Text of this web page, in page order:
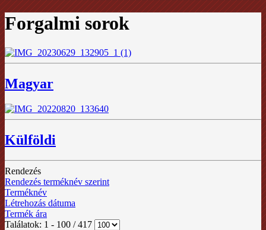
Forgalmi sorok
Magyar
Külföldi
Rendezés
Rendezés terméknév szerint
Terméknév
Létrehozás dátuma
Termék ára
Találatok: 1 - 100 / 417